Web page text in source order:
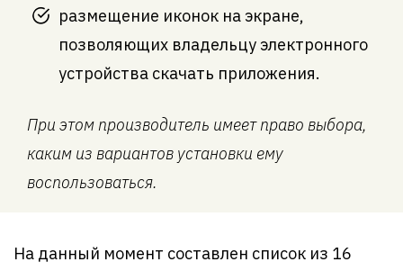
размещение иконок на экране,
позволяющих владельцу электронного
устройства скачать приложения.
При этом производитель имеет право выбора,
каким из вариантов установки ему
воспользоваться.
На данный момент составлен список из 16